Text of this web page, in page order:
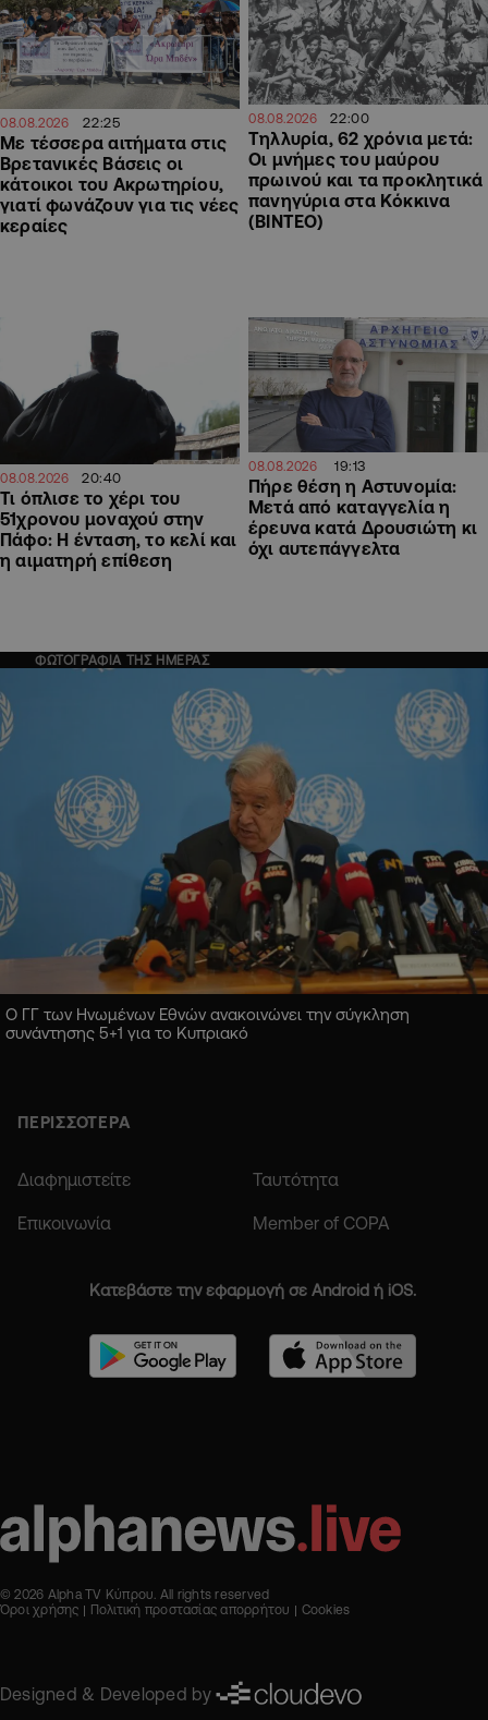
08.08.2026 22:25
Με τέσσερα αιτήματα στις
Βρετανικές Βάσεις οι
κάτοικοι του Ακρωτηρίου,
γιατί φωνάζουν για τις νέες
κεραίες
08.08.2026 22:00
Τηλλυρία, 62 χρόνια μετά:
Οι μνήμες του μαύρου
πρωινού και τα προκλητικά
πανηγύρια στα Κόκκινα
(ΒΙΝΤΕΟ)
08.08.2026 20:40
Τι όπλισε το χέρι του
51χρονου μοναχού στην
Πάφο: Η ένταση, το κελί και
η αιματηρή επίθεση
08.08.2026 19:13
Πήρε θέση η Αστυνομία:
Μετά από καταγγελία η
έρευνα κατά Δρουσιώτη κι
όχι αυτεπάγγελτα
ΦΩΤΟΓΡΑΦΙΑ ΤΗΣ ΗΜΕΡΑΣ
Ο ΓΓ των Ηνωμένων Εθνών ανακοινώνει την σύγκληση
συνάντησης 5+1 για το Κυπριακό
ΠΕΡΙΣΣΟΤΕΡΑ
Διαφημιστείτε Ταυτότητα
Επικοινωνία Member of COPA
Κατεβάστε την εφαρμογή σε Android ή iOS.
© 2026 Alpha TV Κύπρου. All rights reserved
Όροι χρήσης
Πολιτική προστασίας απορρήτου Cookies
Designed & Developed by